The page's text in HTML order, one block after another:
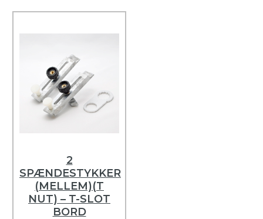
2
SPÆNDESTYKKER
(MELLEM)(T
NUT) – T-SLOT
BORD